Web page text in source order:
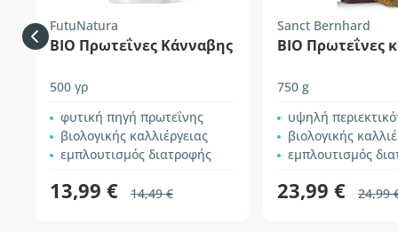
FutuNatura
ΒΙΟ Πρωτεΐνες Κάνναβης
500 γρ
φυτική πηγή πρωτεΐνης
βιολογικής καλλιέργειας
εμπλουτισμός διατροφής
13,99 € 14,49 €
Sanct Bernhard
ΒΙΟ Πρωτεΐνες
750 g
υψηλή περιεκτικότητα
βιολογικής
εμπλουτισμός
23,99 € 24,99